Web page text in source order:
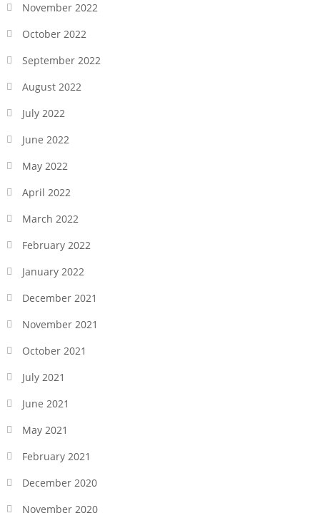
November 2022
October 2022
September 2022
August 2022
July 2022
June 2022
May 2022
April 2022
March 2022
February 2022
January 2022
December 2021
November 2021
October 2021
July 2021
June 2021
May 2021
February 2021
December 2020
November 2020